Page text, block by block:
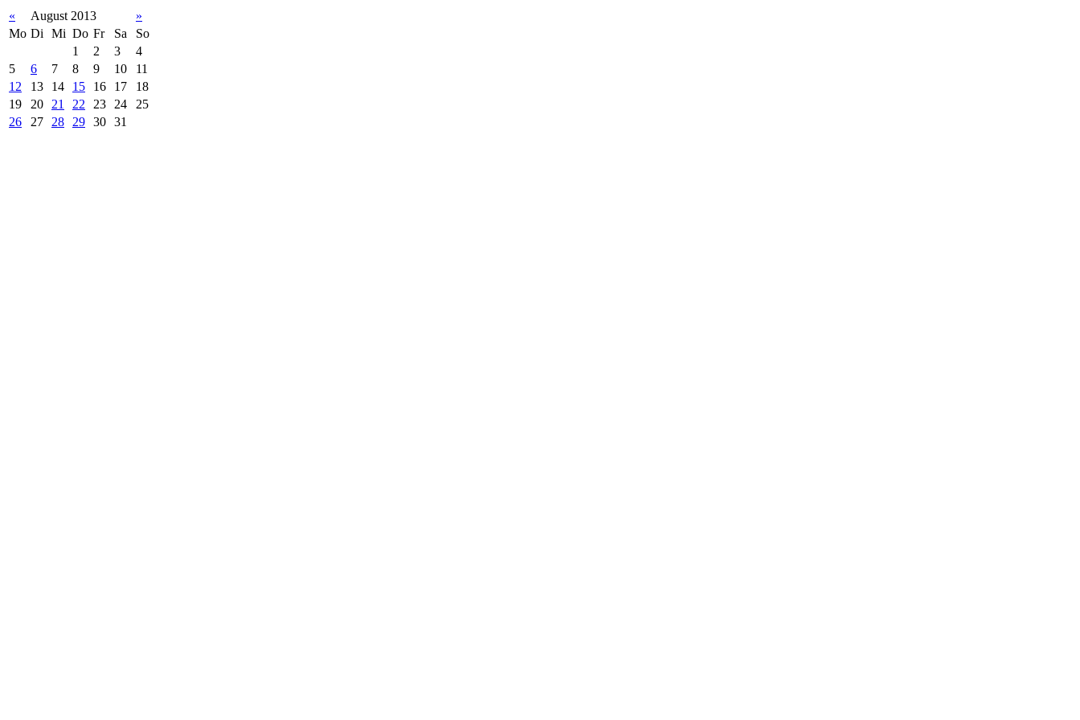
« August 2013
»
Mo Di Mi Do Fr Sa
So
1
2 3
4
5
6 7 8 9 10
11
12
13 14 15 16 17
18
19
20 21 22 23 24
25
26
27 28 29 30 31